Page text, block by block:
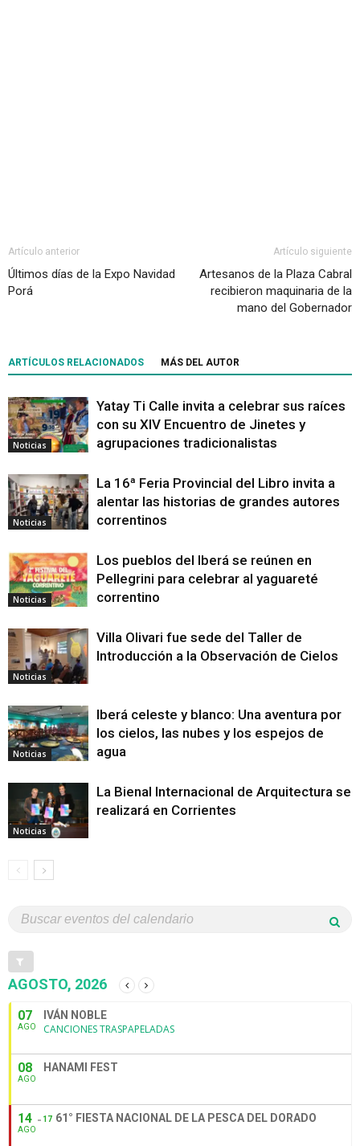
Artículo anterior
Últimos días de la Expo Navidad
Porá
Artículo siguiente
Artesanos de la Plaza Cabral
recibieron maquinaria de la
mano del Gobernador
ARTÍCULOS RELACIONADOS MÁS DEL AUTOR
Noticias
Yatay Ti Calle invita a celebrar sus raíces
con su XIV Encuentro de Jinetes y
agrupaciones tradicionalistas
Noticias
La 16ª Feria Provincial del Libro invita a
alentar las historias de grandes autores
correntinos
Noticias
Los pueblos del Iberá se reúnen en
Pellegrini para celebrar al yaguareté
correntino
Noticias
Villa Olivari fue sede del Taller de
Introducción a la Observación de Cielos
Noticias
Iberá celeste y blanco: Una aventura por
los cielos, las nubes y los espejos de
agua
Noticias
La Bienal Internacional de Arquitectura se
realizará en Corrientes
AGOSTO, 2026
07
AGO
IVÁN NOBLE
CANCIONES TRASPAPELADAS
08
AGO
HANAMI FEST
14
AGO
17 61° FIESTA NACIONAL DE LA PESCA DEL DORADO